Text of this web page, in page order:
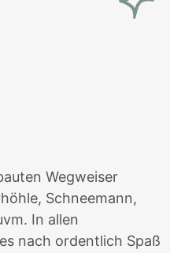
Wegweiser
Schneemann,
In allen
nach ordentlich Spaß